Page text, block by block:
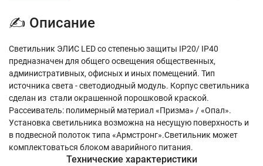
✍ Описание
Светильник ЭЛИС LED со степенью защиты IP20/ IP40
предназначен для общего освещения общественных,
административных, офисных и иных помещений. Тип
источника света - cветодиодный модуль. Корпус светильника
сделан из стали окрашенной порошковой краской.
Рассеиватель: полимерный материал «Призма» / «Опал».
Установка светильника возможна на несущую поверхность и
в подвесной полоток типа «Армстронг».Светильник может
комплектоваться блоком аварийного питания.
Технические характеристики